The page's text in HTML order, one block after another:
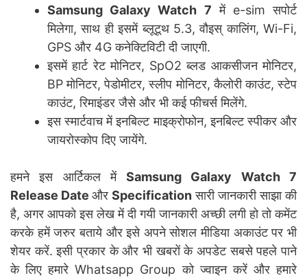
Samsung Galaxy Watch 7 में e-sim सपोर्ट
मिलेगा, साथ ही इसमें ब्लूटूथ 5.3, वौइस् कालिंग, Wi-Fi,
GPS और 4G कनेक्टिविटी दी जाएगी.
इसमें हार्ट रेट मोनिटर, SpO2 ब्लड आकसीजन मोनिटर,
BP मोनिटर, पेडोमीटर, स्लीप मोनिटर, कैलोरी काउंट, स्टेप
काउंट, रिमाइंडर जैसे और भी कई फीचर्स मिलेंगे.
इस स्मार्टवाच में इनबिल्ट माइक्रोफोन, इनबिल्ट स्पीकर और
जायरोस्कोप दिए जायेंगे.
हमने इस आर्टिकल मेंSamsung Galaxy Watch 7
Release Date और Specificationसारी जानकारी साझा की
है, अगर आपको इस लेख में दी गयी जानकारी अच्छी लगी हो तो कमेंट
करके हमें जरुर बताये और इसे अपने सोशल मीडिया अकाउंट पर भी
शेयर करें. इसी प्रकार के और भी खबरों के अपडेट सबसे पहले पाने
के लिए हमारे Whatsapp Group को ज्वाइन करें और हमारे